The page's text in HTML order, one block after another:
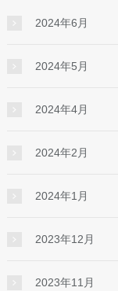
2024年6月
2024年5月
2024年4月
2024年2月
2024年1月
2023年12月
2023年11月